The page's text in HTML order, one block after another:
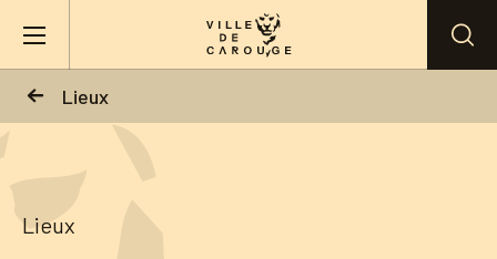
Lieux
Mairie
Lieux